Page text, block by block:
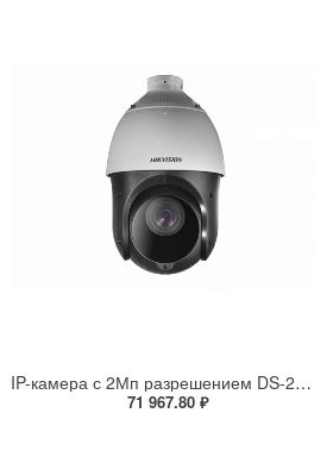
IP-камера с 2Мп разрешением DS-2DE4225IW-DE(S5)
71 967.80 ₽